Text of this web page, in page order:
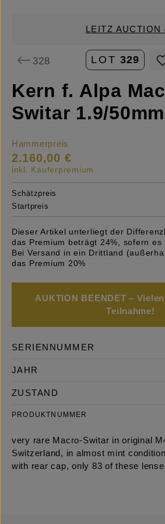
LEITZ AUCTION
328 LOT 329
Kern f. Alpa
Switar 1.9/50mm
Hammerpreis
2.160,00 €
inkl. Käuferpremium
Schätzpreis
Startpreis
Dieser Artikel unterliegt der
das Premium beträgt 24%, sofern es
Bei Versand in ein Drittland
das Premium 20%
AUKTION BEENDET –
Teilnahme!
SERIENNUMMER
JAHR
ZUSTAND
PRODUKTNUMMER
very rare Macro-Switar in original
Switzerland, in almost mint
with rear cap, only 83 of these